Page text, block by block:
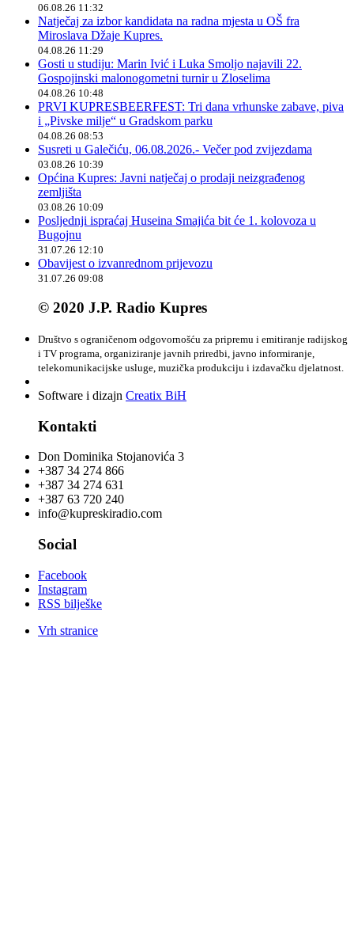
06.08.26 11:32
Natječaj za izbor kandidata na radna mjesta u OŠ fra
Miroslava Džaje Kupres.
04.08.26 11:29
Gosti u studiju: Marin Ivić i Luka Smoljo najavili 22.
Gospojinski malonogometni turnir u Zloselima
04.08.26 10:48
PRVI KUPRESBEERFEST: Tri dana vrhunske zabave, piva
i „Pivske milje“ u Gradskom parku
04.08.26 08:53
Susreti u Galečiću, 06.08.2026.- Večer pod zvijezdama
03.08.26 10:39
Općina Kupres: Javni natječaj o prodaji neizgrađenog
zemljišta
03.08.26 10:09
Posljednji ispraćaj Huseina Smajića bit će 1. kolovoza u
Bugojnu
31.07.26 12:10
Obavijest o izvanrednom prijevozu
31.07.26 09:08
© 2020 J.P. Radio Kupres
Društvo s ograničenom odgovornošću za pripremu i emitiranje radijskog
i TV programa, organiziranje javnih priredbi, javno informiranje,
telekomunikacijske usluge, muzička produkciju i izdavačku djelatnost.
Software i dizajn Creatix BiH
Kontakti
Don Dominika Stojanovića 3
+387 34 274 866
+387 34 274 631
+387 63 720 240
info@kupreskiradio.com
Social
Facebook
Instagram
RSS bilješke
Vrh stranice